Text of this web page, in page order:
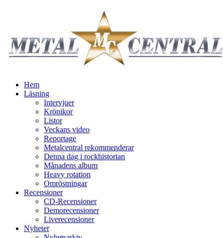
Hem
Läsning
Intervjuer
Krönikor
Listor
Veckans video
Reportage
Metalcentral rekommenderar
Denna dag i rockhistorian
Månadens album
Heavy rotation
Omröstningar
Recensioner
CD-Recensioner
Demorecensioner
Liverecensioner
Nyheter